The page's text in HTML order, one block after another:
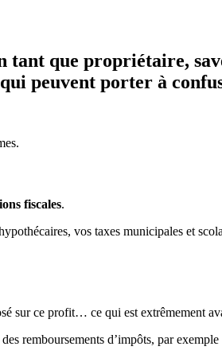
que propriétaire,
peuvent porter à
fiscales.
vos taxes municipales et
sur ce profit… ce qui est extrêmement
remboursements d’impôts, par